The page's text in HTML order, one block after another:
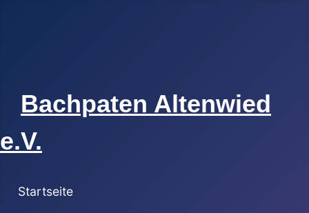
Bachpaten Altenwied
e.V.
Startseite